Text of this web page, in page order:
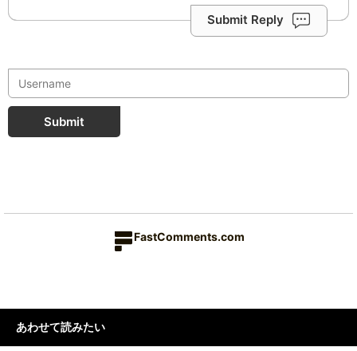
Submit Reply
Submit
FastComments.com
あわせて読みたい